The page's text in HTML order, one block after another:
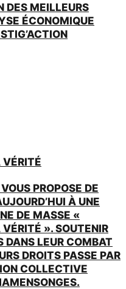
DES MEILLEURS
ÉCONOMIQUE
VÉRITÉ
PROPOSE DE
À UNE
DE MASSE «
». SOUTENIR
DANS LEUR COMBAT
DROITS PASSE PAR
COLLECTIVE